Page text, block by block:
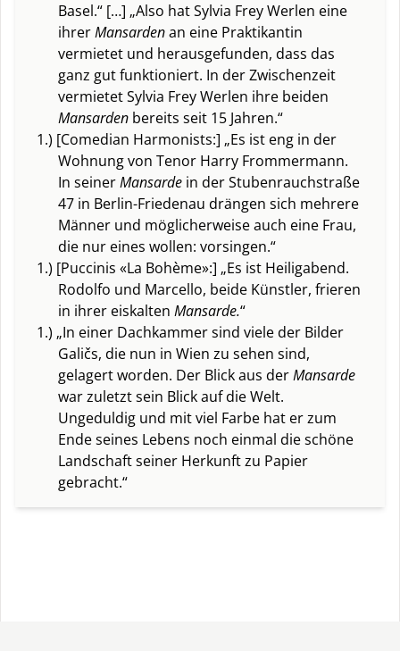
Basel.“ […] „Also hat Sylvia Frey Werlen eine
ihrerMansardenan eine Praktikantin
vermietet und herausgefunden, dass das
ganz gut funktioniert. In der Zwischenzeit
vermietet Sylvia Frey Werlen ihre beiden
Mansarden bereits seit 15 Jahren.“
1.) [Comedian Harmonists:] „Es ist eng in der
Wohnung von Tenor Harry Frommermann.
In seinerMansarde in der Stubenrauchstraße
47 in Berlin-Friedenau drängen sich mehrere
Männer und möglicherweise auch eine Frau,
die nur eines wollen: vorsingen.“
1.) [Puccinis «La Bohème»:] „Es ist Heiligabend.
Rodolfo und Marcello, beide Künstler, frieren
in ihrer eiskalten Mansarde.“
1.) „In einer Dachkammer sind viele der Bilder
Galičs, die nun in Wien zu sehen sind,
gelagert worden. Der Blick aus derMansarde
war zuletzt sein Blick auf die Welt.
Ungeduldig und mit viel Farbe hat er zum
Ende seines Lebens noch einmal die schöne
Landschaft seiner Herkunft zu Papier
gebracht.“